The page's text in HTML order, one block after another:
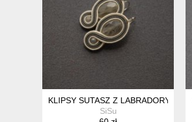
KLIPSY SUTASZ Z LABRADORYTAMI
SiSu